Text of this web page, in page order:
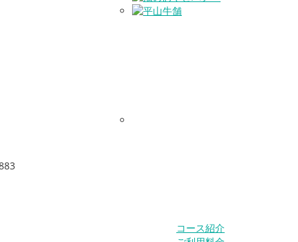
コース紹介